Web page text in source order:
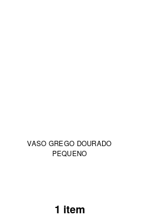
VASO GREGO DOURADO
PEQUENO
1 item